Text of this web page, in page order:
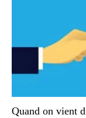
Quand on vient